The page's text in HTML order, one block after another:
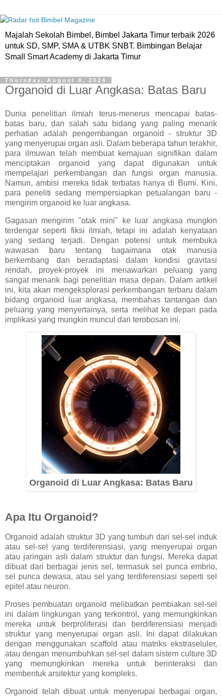
Majalah Sekolah Bimbel, Bimbel Jakarta Timur terbaik 2026
untuk SD, SMP, SMA & UTBK SNBT. Bimbingan Belajar
Small Smart Academy di Jakarta Timur
Thursday, August 8, 2024
Organoid di Luar Angkasa: Batas Baru
Dunia penelitian ilmiah terus-menerus mencapai batas-
batas baru, dan salah satu bidang yang paling menarik
perhatian adalah pengembangan organoid - struktur 3D
yang menyerupai organ asli. Dalam beberapa tahun terakhir,
para ilmuwan telah membuat kemajuan signifikan dalam
menciptakan organoid yang dapat digunakan untuk
mempelajari perkembangan dan fungsi organ manusia.
Namun, ambisi mereka tidak terbatas hanya di Bumi. Kini,
para peneliti sedang mempersiapkan petualangan baru -
mengirim organoid ke luar angkasa.
Gagasan mengirim "otak mini" ke luar angkasa mungkin
terdengar seperti fiksi ilmiah, tetapi ini adalah kenyataan
yang sedang terjadi. Dengan potensi untuk membuka
wawasan baru tentang bagaimana otak manusia
berkembang dan beradaptasi dalam kondisi gravitasi
rendah, proyek-proyek ini menawarkan peluang yang
sangat menarik bagi penelitian masa depan. Dalam artikel
ini, kita akan mengeksplorasi perkembangan terbaru dalam
bidang organoid luar angkasa, membahas tantangan dan
peluang yang menyertainya, serta melihat ke depan pada
implikasi yang mungkin muncul dari terobosan ini.
Organoid di Luar Angkasa: Batas Baru
Apa Itu Organoid?
Organoid adalah struktur 3D yang tumbuh dari sel-sel induk
atau sel-sel yang terdiferensiasi, yang menyerupai organ
atau jaringan asli dalam struktur dan fungsi. Mereka dapat
dibuat dari berbagai jenis sel, termasuk sel punca embrio,
sel punca dewasa, atau sel yang terdiferensiasi seperti sel
epitel atau neuron.
Proses pembuatan organoid melibatkan pembiakan sel-sel
ini dalam lingkungan yang terkontrol, yang memungkinkan
mereka untuk berproliferasi dan berdiferensiasi menjadi
struktur yang menyerupai organ asli. Ini dapat dilakukan
dengan menggunakan scaffold atau matriks ekstraseluler,
atau dengan menumbuhkan sel-sel dalam sistem culture 3D
yang memungkinkan mereka untuk berinteraksi dan
membentuk arsitektur yang kompleks.
Organoid telah dibuat untuk menyerupai berbagai organ,